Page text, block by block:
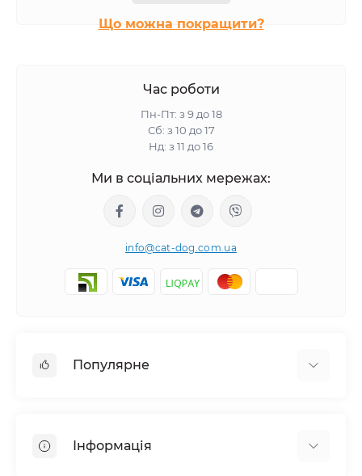
Що можна покращити?
Час роботи
Пн-Пт: з 9 до 18
Сб: з 10 до 17
Нд: з 11 до 16
Ми в соціальних мережах:
info@cat-dog.com.ua
Популярне
Вологий корм для котів
Інформація